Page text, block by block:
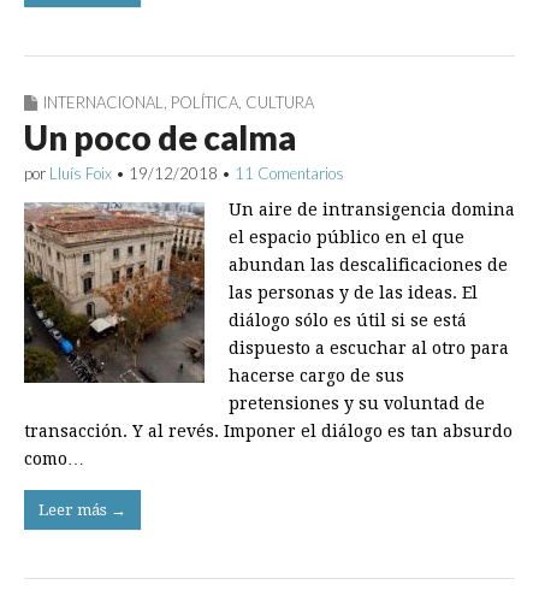
INTERNACIONAL, POLÍTICA, CULTURA
Un poco de calma
por Lluís Foix • 19/12/2018 • 11 Comentarios
Un aire de intransigencia domina
el espacio público en el que
abundan las descalificaciones de
las personas y de las ideas. El
diálogo sólo es útil si se está
dispuesto a escuchar al otro para
hacerse cargo de sus
pretensiones y su voluntad de
transacción. Y al revés. Imponer el diálogo es tan absurdo
como…
Leer más →